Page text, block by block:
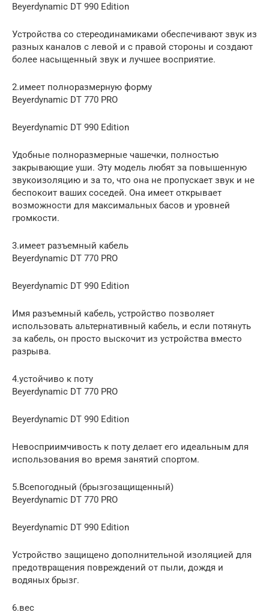
Beyerdynamic DT 990 Edition
Устройства со стереодинамиками обеспечивают звук из
разных каналов с левой и с правой стороны и создают
более насыщенный звук и лучшее восприятие.
2.имеет полноразмерную форму
Beyerdynamic DT 770 PRO
Beyerdynamic DT 990 Edition
Удобные полноразмерные чашечки, полностью
закрывающие уши. Эту модель любят за повышенную
звукоизоляцию и за то, что она не пропускает звук и не
беспокоит ваших соседей. Она имеет открывает
возможности для максимальных басов и уровней
громкости.
3.имеет разъемный кабель
Beyerdynamic DT 770 PRO
Beyerdynamic DT 990 Edition
Имя разъемный кабель, устройство позволяет
использовать альтернативный кабель, и если потянуть
за кабель, он просто выскочит из устройства вместо
разрыва.
4.устойчиво к поту
Beyerdynamic DT 770 PRO
Beyerdynamic DT 990 Edition
Невосприимчивость к поту делает его идеальным для
использования во время занятий спортом.
5.Всепогодный (брызгозащищенный)
Beyerdynamic DT 770 PRO
Beyerdynamic DT 990 Edition
Устройство защищено дополнительной изоляцией для
предотвращения повреждений от пыли, дождя и
водяных брызг.
6.вес